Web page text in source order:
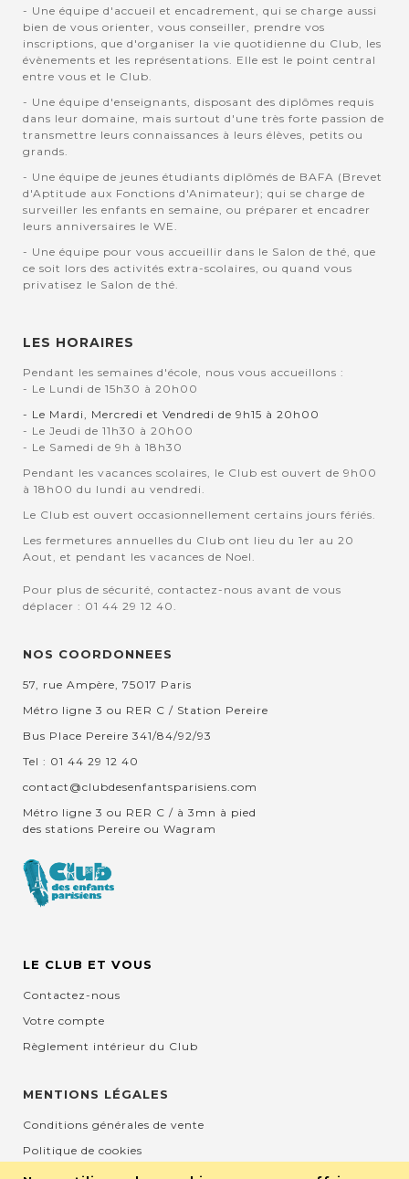
- Une équipe d'accueil et encadrement, qui se charge aussi
bien de vous orienter, vous conseiller, prendre vos
inscriptions, que d'organiser la vie quotidienne du Club, les
évènements et les représentations. Elle est le point central
entre vous et le Club.
- Une équipe d'enseignants, disposant des diplômes requis
dans leur domaine, mais surtout d'une très forte passion de
transmettre leurs connaissances à leurs élèves, petits ou
grands.
- Une équipe de jeunes étudiants diplômés de BAFA (Brevet
d'Aptitude aux Fonctions d'Animateur); qui se charge de
surveiller les enfants en semaine, ou préparer et encadrer
leurs anniversaires le WE.
- Une équipe pour vous accueillir dans le Salon de thé, que
ce soit lors des activités extra-scolaires, ou quand vous
privatisez le Salon de thé.
LES HORAIRES
Pendant les semaines d'école, nous vous accueillons :
- Le Lundi de 15h30 à 20h00
- Le Mardi, Mercredi et Vendredi de 9h15 à 20h00
- Le Jeudi de 11h30 à 20h00
- Le Samedi de 9h à 18h30
Pendant les vacances scolaires, le Club est ouvert de 9h00
à 18h00 du lundi au vendredi.
Le Club est ouvert occasionnellement certains jours fériés.
Les fermetures annuelles du Club ont lieu du 1er au 20
Aout, et pendant les vacances de Noel.
Pour plus de sécurité, contactez-nous avant de vous
déplacer : 01 44 29 12 40.
NOS COORDONNEES
57, rue Ampère, 75017 Paris
Métro ligne 3 ou RER C / Station Pereire
Bus Place Pereire 341/84/92/93
Tel : 01 44 29 12 40
contact@clubdesenfantsparisiens.com
Métro ligne 3 ou RER C / à 3mn à pied
des stations Pereire ou Wagram
LE CLUB ET VOUS
Contactez-nous
Votre compte
Règlement intérieur du Club
MENTIONS LÉGALES
Conditions générales de vente
Politique de cookies
Mentions légales et CGU